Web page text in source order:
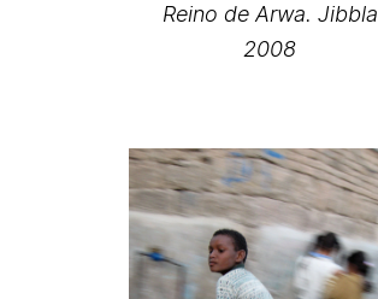
Reino de Arwa. Jibbla
2008